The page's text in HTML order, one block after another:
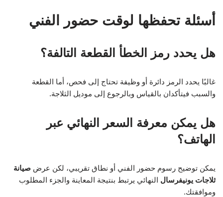
أسئلة تحفظها لوقت حضور الفني
هل يحدد رمز الخطأ القطعة التالفة؟
غالبًا يحدد الرمز دائرة أو وظيفة تحتاج إلى فحص، أما القطعة
والسبب فيتأكدان بالقياس وبالرجوع إلى موديل الثلاجة.
هل يمكن معرفة السعر النهائي عبر
الهاتف؟
يمكن توضيح رسوم حضور الفني أو نطاق تقريبي، لكن عرض صيانة
ثلاجات يونيفرسال النهائي يرتبط بنتيجة المعاينة والجزء المطلوب
وموافقتك.